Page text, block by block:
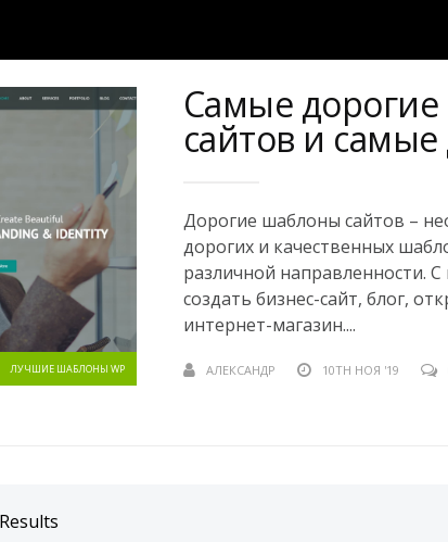
ЛУЧШИЕ ШАБЛОНЫ WP
Самые
сайтов и
Дорогие шаблоны сайтов –
дорогих и качественных
различной
создать бизнес-сайт, блог,
интернет-магазин....
АЛЕКСАНДР 10TH НОЯ '19